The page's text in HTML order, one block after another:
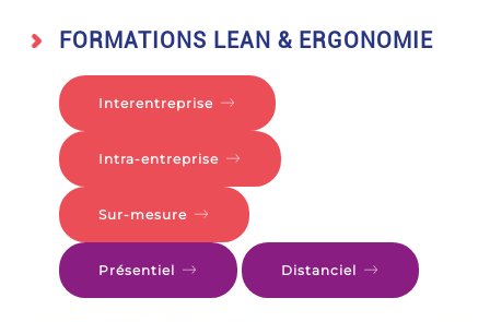
FORMATIONS LEAN & ERGONOMIE
Interentreprise
Intra-entreprise
Sur-mesure
Présentiel Distanciel